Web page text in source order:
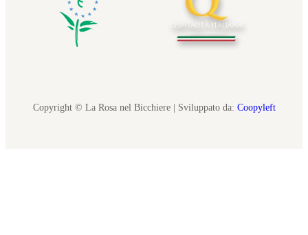
Copyright © La Rosa nel Bicchiere | Sviluppato da: Coopyleft